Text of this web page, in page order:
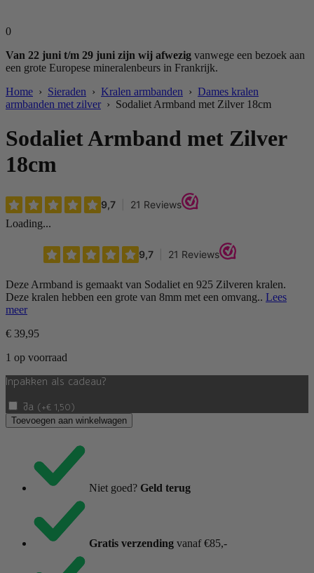
0
Van 22 juni t/m 29 juni zijn wij afwezig vanwege een bezoek aan
een grote Europese mineralenbeurs in Frankrijk.
Home › Sieraden › Kralen armbanden › Dames kralen
armbanden met zilver › Sodaliet Armband met Zilver 18cm
Sodaliet Armband met Zilver
18cm
Loading...
Deze Armband is gemaakt van Sodaliet en 925 Zilveren kralen.
Deze kralen hebben een grote van 8mm met een omvang.. Lees
meer
€ 39,95
1 op voorraad
Inpakken als cadeau?
Ja (+€ 1,50)
Sodaliet
Armband
Toevoegen aan winkelwagen
Niet goed? Geld terug
Gratis verzending vanaf €85,-